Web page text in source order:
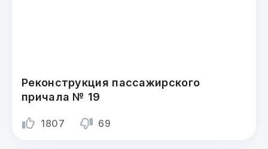
Реконструкция пассажирского
причала № 19
1807 69